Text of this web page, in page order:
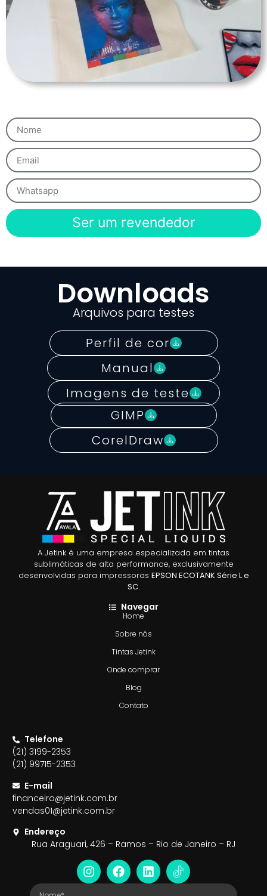
Ser um revendedor
Downloads
Arquivos para testes
Perfil de cor
Manual
Imagens de teste
GIMP
CorelDraw
A JetInk é uma empresa especializada em tintas
sublimáticas de alta performance, exclusivamente
desenvolvidas para impressoras EPSON ECOTANK Série L e
SC.
Navegar
Home
Sobre nós
Tintas Jetink
Onde comprar
Blog
Contato
Telefone
(21) 3199-2353
(21) 99715-2353
E-mail
financeiro@jetink.com.br
vendas01@jetink.com.br
Endereço
Rua Araguari, 426 – Ramos – Rio de Janeiro – RJ